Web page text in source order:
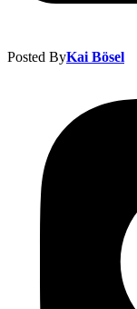
Posted ByKai Bösel